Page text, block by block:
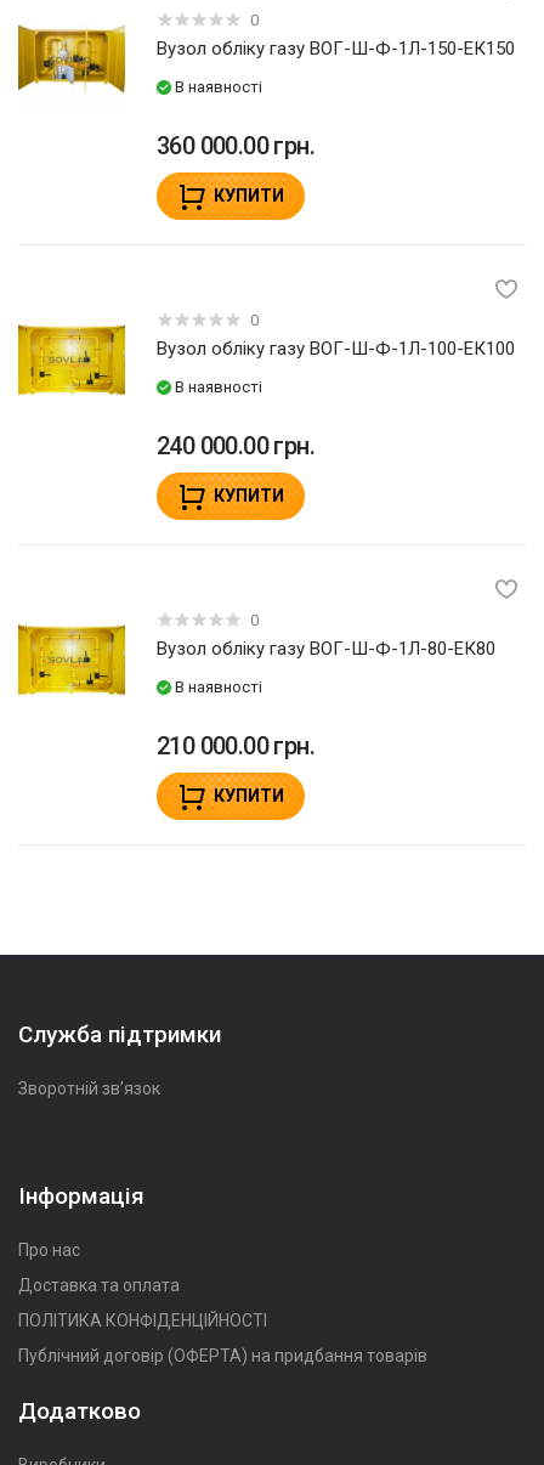
0
Вузол обліку газу ВОГ-Ш-Ф-1Л-150-ЕК150
В наявності
360 000.00 грн.
КУПИТИ
0
Вузол обліку газу ВОГ-Ш-Ф-1Л-100-ЕК100
В наявності
240 000.00 грн.
КУПИТИ
0
Вузол обліку газу ВОГ-Ш-Ф-1Л-80-ЕК80
В наявності
210 000.00 грн.
КУПИТИ
Служба підтримки
Зворотній зв’язок
Інформація
Про нас
Доставка та оплата
ПОЛІТИКА КОНФІДЕНЦІЙНОСТІ
Публічний договір (ОФЕРТА) на придбання товарів
Додатково